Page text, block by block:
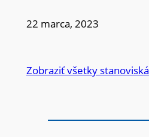
22 marca, 2023
Zobraziť všetky stanoviská